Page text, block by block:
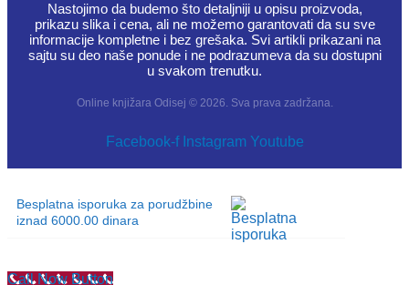
Nastojimo da budemo što detaljniji u opisu proizvoda,
prikazu slika i cena, ali ne možemo garantovati da su sve
informacije kompletne i bez grešaka. Svi artikli prikazani na
sajtu su deo naše ponude i ne podrazumeva da su dostupni
u svakom trenutku.
Online knjižara Odisej © 2026. Sva prava zadržana.
Facebook-f Instagram Youtube
Besplatna isporuka za porudžbine
iznad 6000.00 dinara
Call Now Button